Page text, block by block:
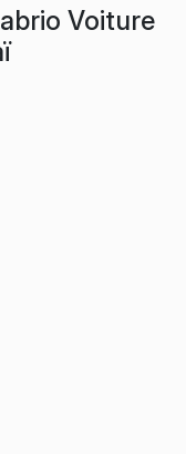
Voiture